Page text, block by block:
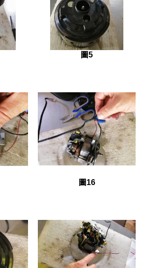
圖5
圖16